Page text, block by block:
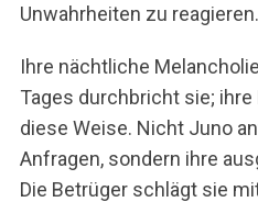
Unwahrheiten zu reagieren.
Ihre nächtliche
Tages durchbricht sie;
diese Weise. Nicht Juno
Anfragen, sondern ihre
Die Betrüger schlägt sie